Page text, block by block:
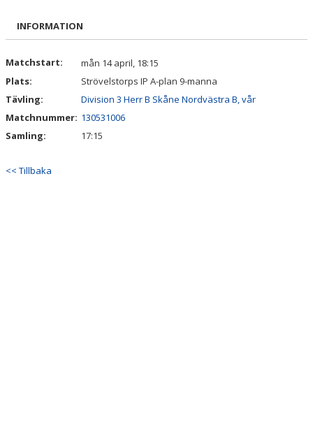
DOKUMENT
MATCHER
STYRELSE
SPONSORER
LOPPIS
INFORMATION
Matchstart:
mån 14 april, 18:15
Plats:
Strövelstorps IP A-plan 9-manna
Tävling:
Division 3 Herr B Skåne Nordvästra B, vår
Matchnummer: 130531006
Samling:
17:15
<< Tillbaka